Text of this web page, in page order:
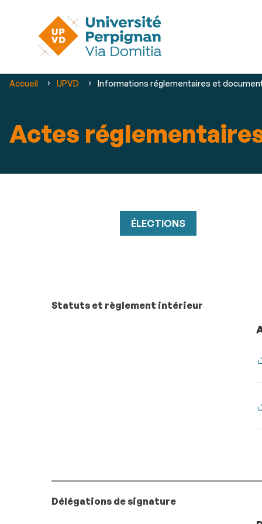
Vous
Accueil UPVD Informations réglementaires et
Actes
ÉLECTIONS
Statuts et règlement intérieur
Délégations de signature